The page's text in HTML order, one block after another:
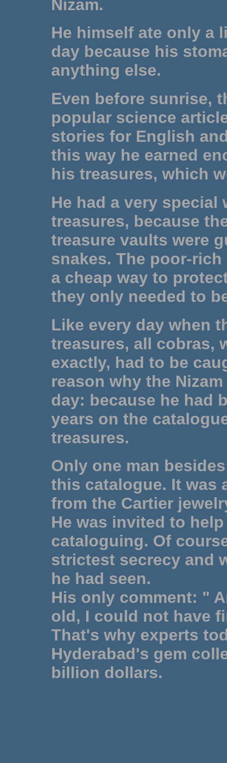
Nizam.
He himself ate only a
day because his
anything else.
Even before sunrise,
popular science
stories for English
this way he earned
his treasures, which
He had a very
treasures, because
treasure vaults were
snakes. The poor-
a cheap way to
they only needed to
Like every day when
treasures, all cobras,
exactly, had to be
reason why the
day: because he had
years on the
treasures.
Only one man
this catalogue. It was
from the Cartier
He was invited to
cataloguing. Of
strictest secrecy and
he had seen.
His only comment: "
old, I could not have
That's why experts
Hyderabad's gem
billion dollars.